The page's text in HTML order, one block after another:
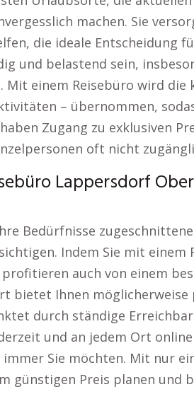
machen. Sie
die ideale Entscheidung
und belastend sein,
Mit einem Reisebüro wird
– übernommen,
Zugang zu exklusiven
oft nicht
Lappersdorf
Bedürfnisse
Indem Sie mit einem
auch von einem
bietet Ihnen
durch ständige
und an jedem Ort
Sie möchten. Mit nur
günstigen Preis planen und